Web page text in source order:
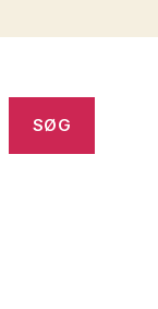
SØG